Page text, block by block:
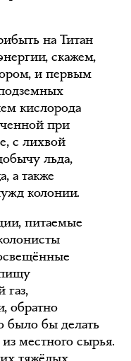
на Титан
скажем,
и первым
кислорода
при
с лихвой
льда,
а также
колонии.
питаемые
газ,
обратно
было бы делать
местного сырья.